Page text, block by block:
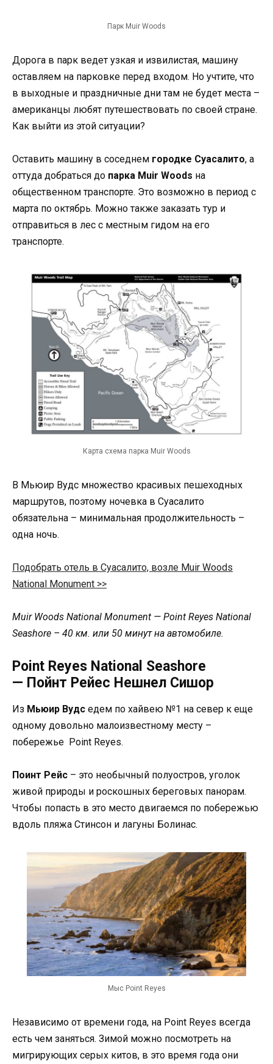
Парк Muir Woods
Дорога в парк ведет узкая и извилистая, машину
оставляем на парковке перед входом. Но учтите, что
в выходные и праздничные дни там не будет места –
американцы любят путешествовать по своей стране.
Как выйти из этой ситуации?
Оставить машину в соседнем городке Суасалито, а
оттуда добраться до парка Muir Woods на
общественном транспорте. Это возможно в период с
марта по октябрь. Можно также заказать тур и
отправиться в лес с местным гидом на его
транспорте.
Карта схема парка Muir Woods
В Мьюир Вудс множество красивых пешеходных
маршрутов, поэтому ночевка в Суасалито
обязательна – минимальная продолжительность –
одна ночь.
Подобрать отель в Суасалито, возле Muir Woods
National Monument >>
Muir Woods National Monument — Point Reyes National
Seashore – 40 км. или 50 минут на автомобиле.
Point Reyes National Seashore
— Пойнт Рейес Нешнел Сишор
Из Мьюир Вудс едем по хайвею №1 на север к еще
одному довольно малоизвестному месту –
побережье Point Reyes.
Поинт Рейс – это необычный полуостров, уголок
живой природы и роскошных береговых панорам.
Чтобы попасть в это место двигаемся по побережью
вдоль пляжа Стинсон и лагуны Болинас.
Мыс Point Reyes
Независимо от времени года, на Point Reyes всегда
есть чем заняться. Зимой можно посмотреть на
мигрирующих серых китов, в это время года они